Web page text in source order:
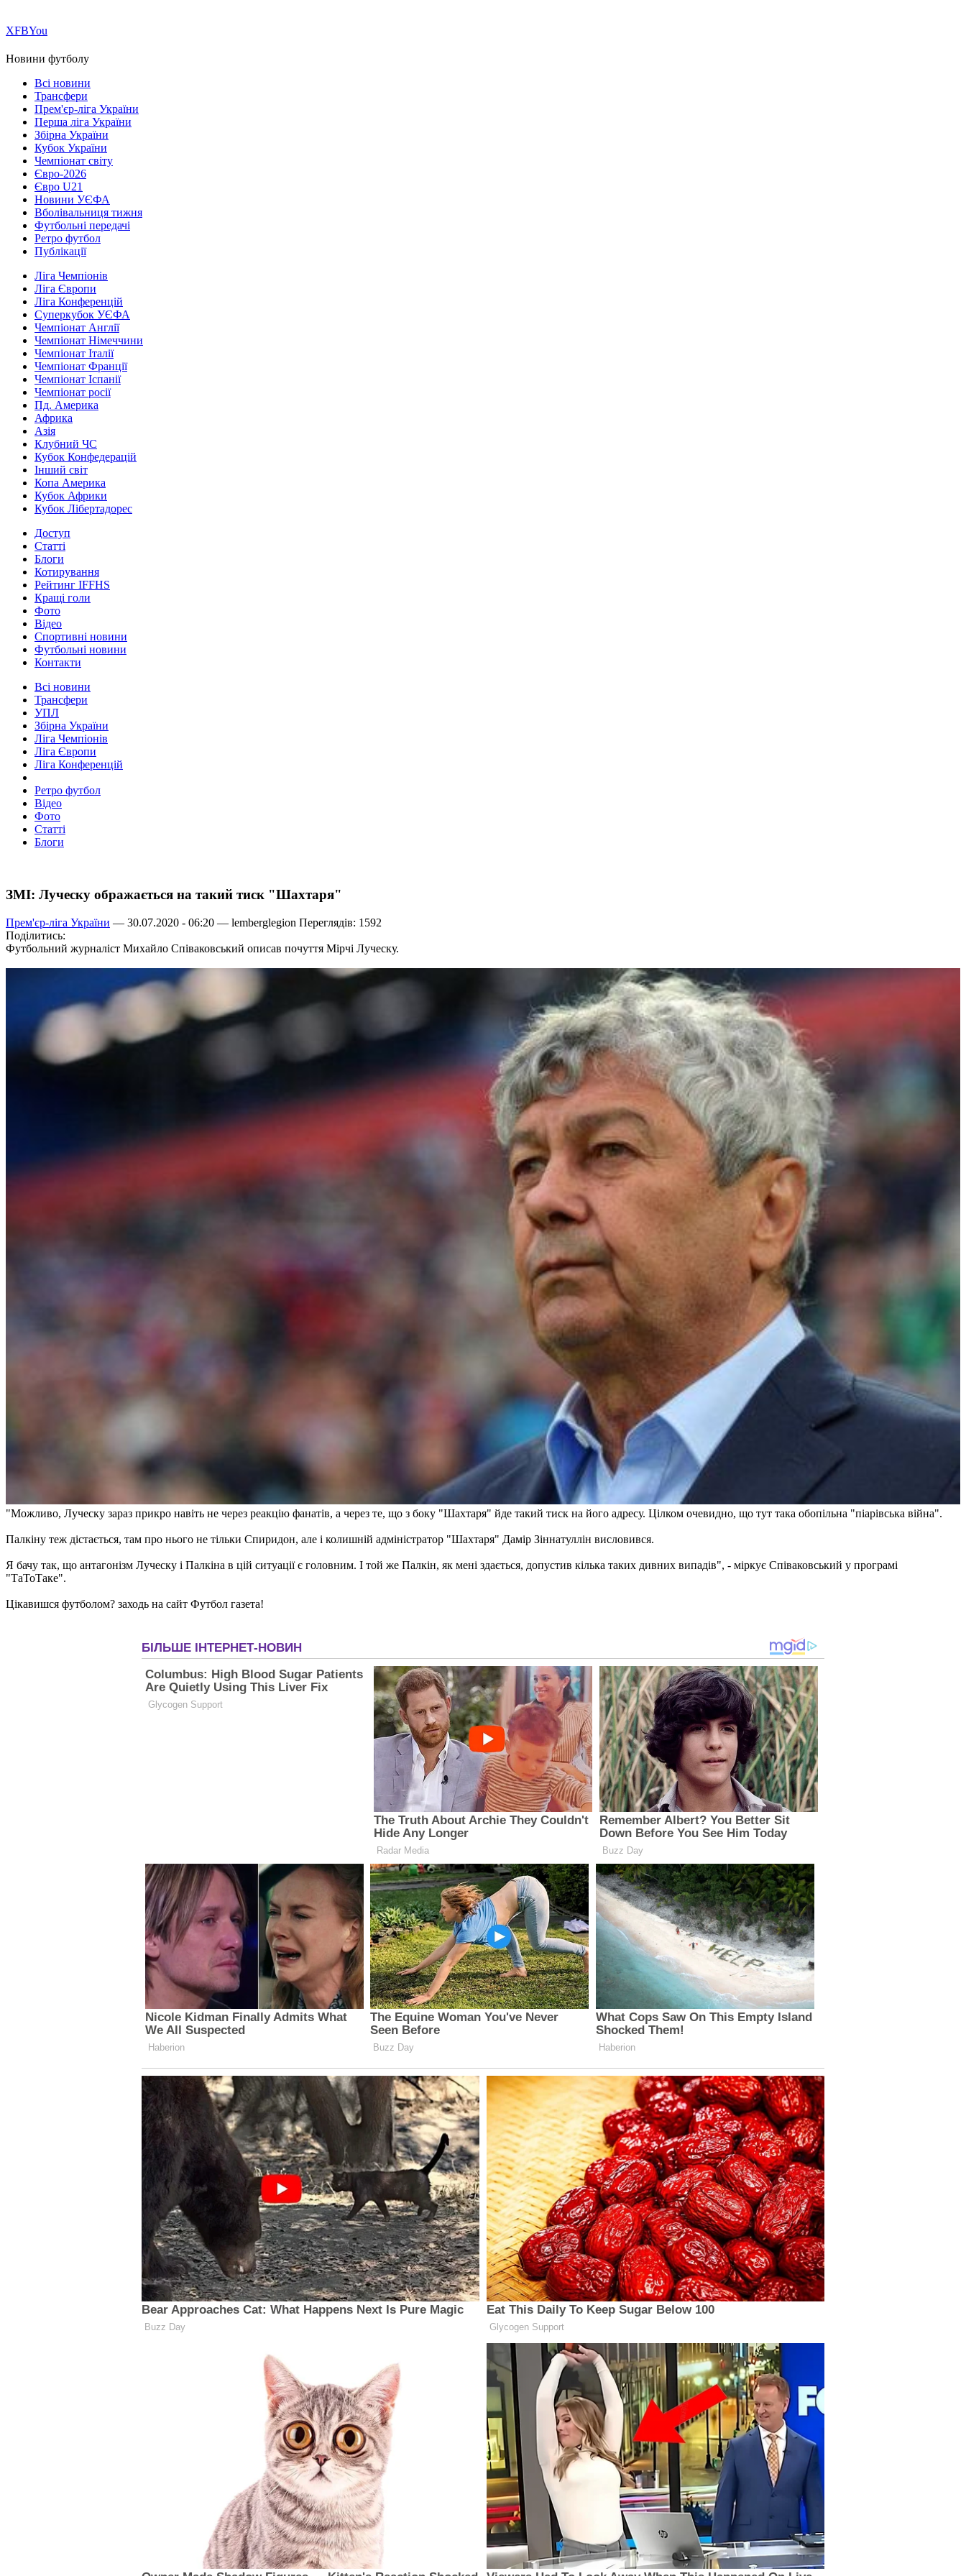
ХFBYou
Новини футболу
Всі новини
Трансфери
Прем'єр-ліга України
Перша ліга України
Збірна України
Кубок України
Чемпіонат світу
Євро-2026
Євро U21
Новини УЄФА
Вболівальниця тижня
Футбольні передачі
Ретро футбол
Публікації
Ліга Чемпіонів
Ліга Європи
Ліга Конференцій
Суперкубок УЄФА
Чемпіонат Англії
Чемпіонат Німеччини
Чемпіонат Італії
Чемпіонат Франції
Чемпіонат Іспанії
Чемпіонат росії
Пд. Америка
Африка
Азія
Клубний ЧС
Кубок Конфедерацій
Інший світ
Копа Америка
Кубок Африки
Кубок Лібертадорес
Доступ
Статті
Блоги
Котирування
Рейтинг IFFHS
Кращі голи
Фото
Відео
Спортивні новини
Футбольні новини
Контакти
Всі новини
Трансфери
УПЛ
Збірна України
Ліга Чемпіонів
Ліга Європи
Ліга Конференцій
Ретро футбол
Відео
Фото
Статті
Блоги
ЗМІ: Луческу ображається на такий тиск "Шахтаря"
Прем'єр-ліга України — 30.07.2020 - 06:20 — lemberglegion Переглядів: 1592
Поділитись:
Футбольний журналіст Михайло Співаковський описав почуття Мірчі Луческу.
"Можливо, Луческу зараз прикро навіть не через реакцію фанатів, а через те, що з боку "Шахтаря" йде такий тиск на його адресу. Цілком очевидно, що тут така обопільна "піарівська війна".
Палкіну теж дістається, там про нього не тільки Спиридон, але і колишній адміністратор "Шахтаря" Дамір Зіннатуллін висловився.
Я бачу так, що антагонізм Луческу і Палкіна в цій ситуації є головним. І той же Палкін, як мені здається, допустив кілька таких дивних випадів", - міркує Співаковський у програмі
"ТаТоТаке".
Цікавишся футболом? заходь на сайт Футбол газета!